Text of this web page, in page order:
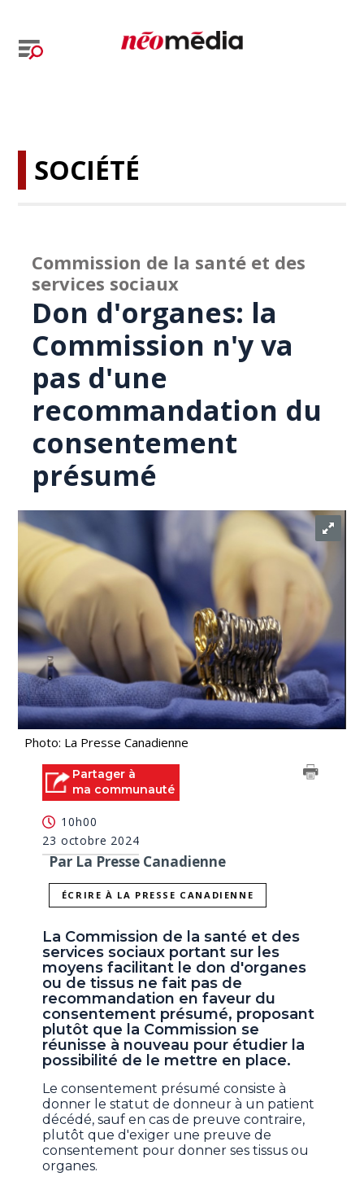
SOCIÉTÉ
Commission de la santé et des
services sociaux
Don d'organes: la
Commission n'y va
pas d'une
recommandation du
consentement
présumé
Photo: La Presse Canadienne
Partager à
ma communauté
10h00
23 octobre 2024
Par La Presse Canadienne
ÉCRIRE À LA PRESSE CANADIENNE
La Commission de la santé et des
services sociaux portant sur les
moyens facilitant le don d'organes
ou de tissus ne fait pas de
recommandation en faveur du
consentement présumé, proposant
plutôt que la Commission se
réunisse à nouveau pour étudier la
possibilité de le mettre en place.
Le consentement présumé consiste à
donner le statut de donneur à un patient
décédé, sauf en cas de preuve contraire,
plutôt que d'exiger une preuve de
consentement pour donner ses tissus ou
organes.